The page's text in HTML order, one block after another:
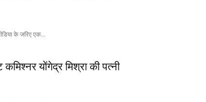
के जरिए एक...
योंगेद्र मिश्रा की पत्नी